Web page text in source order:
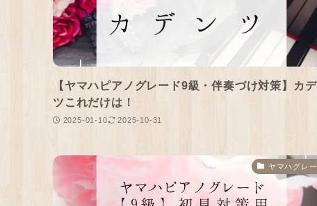
【ヤマハピアノグレード9級・伴奏づけ対策】カ
ツこれだけは！
2025-01-10 2025-10-31
ヤマハグレ